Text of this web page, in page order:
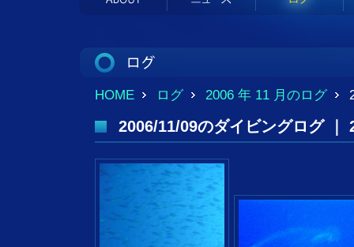
HOME ログ 2006 年 11 月のログ
2006/11/09のダイビングログ ｜